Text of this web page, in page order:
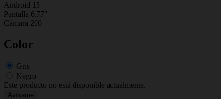
Android 15
Pantalla 6.77"
Cámara 200
Color
Gris
Negro
Este producto no está disponible actualmente.
Avísame